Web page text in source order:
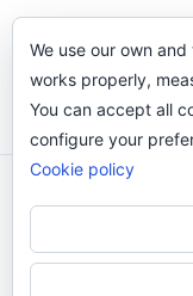
We use our own
works properly,
You can accept all
configure your
Cookie policy